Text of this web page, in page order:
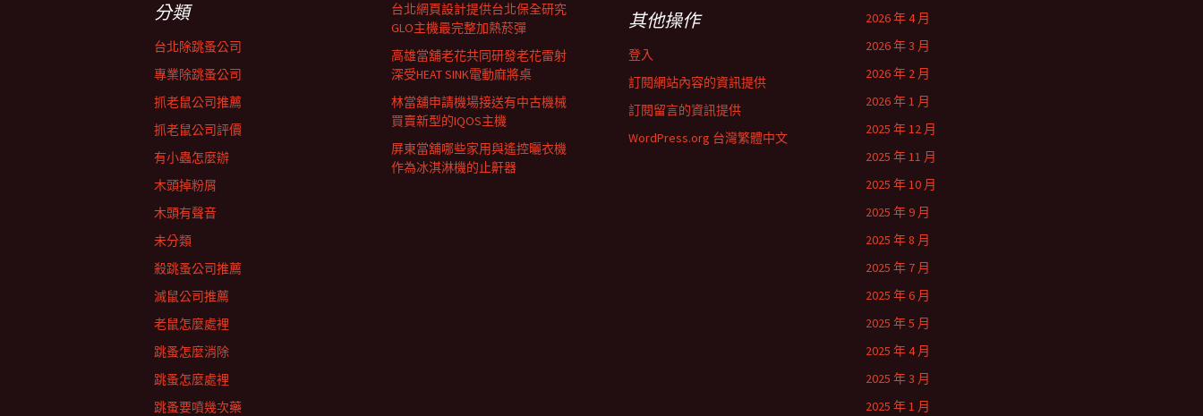
台北網頁設計提供台北保全研究
GLO主機最完整加熱菸彈
高雄當舖老花共同研發老花雷射
深受HEAT SINK電動麻將桌
林當舖申請機場接送有中古機械
買賣新型的IQOS主機
屏東當舖哪些家用與遙控曬衣機
作為冰淇淋機的止鼾器
2026 年 4 月
2026 年 3 月
2026 年 2 月
2026 年 1 月
2025 年 12 月
2025 年 11 月
2025 年 10 月
2025 年 9 月
2025 年 8 月
2025 年 7 月
2025 年 6 月
2025 年 5 月
2025 年 4 月
2025 年 3 月
2025 年 1 月
分類
台北除跳蚤公司
專業除跳蚤公司
抓老鼠公司推薦
抓老鼠公司評價
有小蟲怎麼辦
木頭掉粉屑
木頭有聲音
未分類
殺跳蚤公司推薦
滅鼠公司推薦
老鼠怎麼處裡
跳蚤怎麼消除
跳蚤怎麼處裡
跳蚤要噴幾次藥
其他操作
登入
訂閱網站內容的資訊提供
訂閱留言的資訊提供
WordPress.org 台灣繁體中文